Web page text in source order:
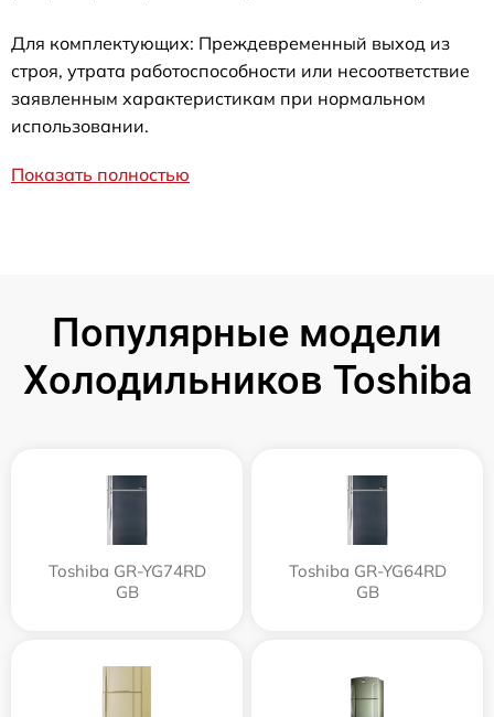
Для комплектующих: Преждевременный выход из
строя, утрата работоспособности или несоответствие
заявленным характеристикам при нормальном
использовании.
Показать полностью
Популярные модели
Холодильников Toshiba
Toshiba GR-YG74RD
GB
Toshiba GR-YG64RD
GB